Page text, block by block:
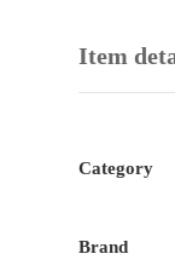
Item
Category
Brand